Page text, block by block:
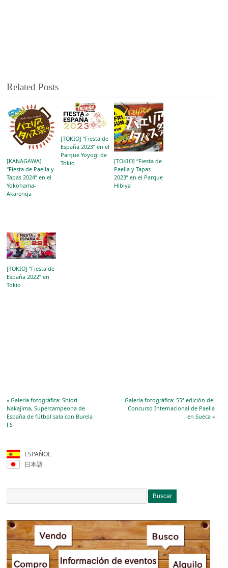
Related Posts
[KANAGAWA]
“Fiesta de Paella y
Tapas 2024” en el
Yokohama-
Akarenga
[TOKIO] “Fiesta de
España 2023” en el
Parque Yoyogi de
Tokio
[TOKIO] “Fiesta de
Paella y Tapas
2023” en el Parque
Hibiya
[TOKIO] “Fiesta de
España 2022” en
Tokio
«Galería fotográfica: Shiori
Nakajima, Supercampeona de
España de fútbol sala con Burela
FS
Galería fotográfica: 55ª edición del
Concurso Internacional de Paella
en Sueca»
ESPAÑOL
日本語